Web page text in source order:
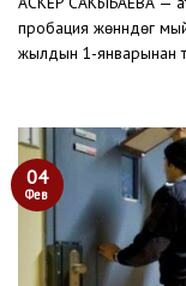
пробация жөнүндөгү
жылдын 1-январынан
04
Фев